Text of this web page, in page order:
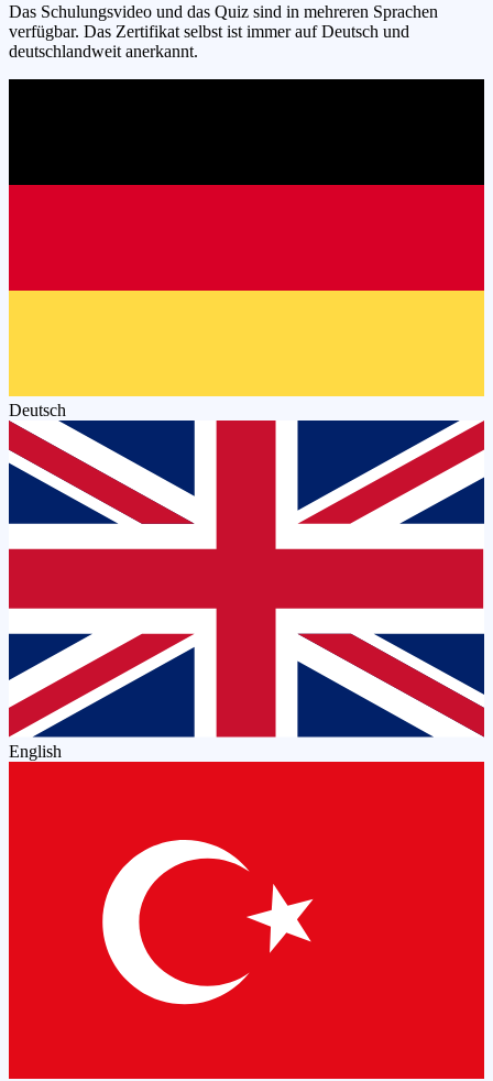
Das Schulungsvideo und das Quiz sind in mehreren Sprachen
verfügbar. Das Zertifikat selbst ist immer auf Deutsch und
deutschlandweit anerkannt.
Deutsch
English